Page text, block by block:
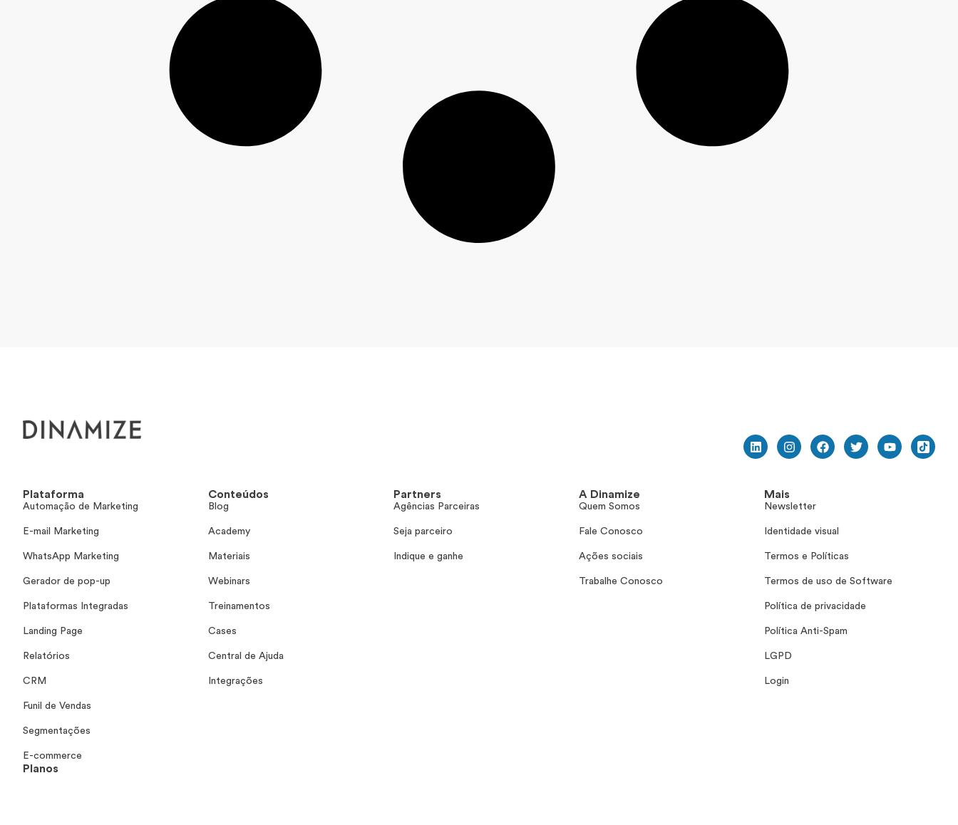
Plataforma
Automação de Marketing
E-mail Marketing
WhatsApp Marketing
Gerador de pop-up
Plataformas Integradas
Landing Page
Relatórios
CRM
Funil de Vendas
Segmentações
E-commerce
Planos
Conteúdos
Blog
Academy
Materiais
Webinars
Treinamentos
Cases
Central de Ajuda
Integrações
Partners
Agências Parceiras
Seja parceiro
Indique e ganhe
A Dinamize
Quem Somos
Fale Conosco
Ações sociais
Trabalhe Conosco
Mais
Newsletter
Identidade visual
Termos e Políticas
Termos de uso de Software
Política de privacidade
Política Anti-Spam
LGPD
Login